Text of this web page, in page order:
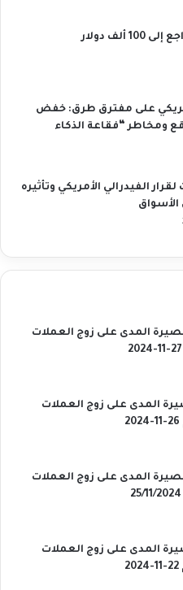
ألف دولار
على مفترق طرق: خفض
ومخاطر “فقاعة الذكاء
لقرار الفيدرالي الأمريكي وتأثيره
المدى على زوج العملات
المدى على زوج العملات
المدى على زوج العملات
المدى على زوج العملات